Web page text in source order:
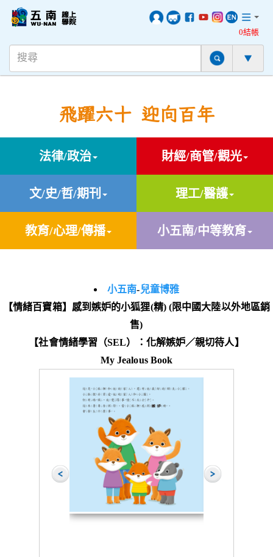
0結帳
飛躍六十 迎向百年
法律/政治 財經/商管/觀光
文/史/哲/期刊 理工/醫護
教育/心理/傳播 小五南/中等教育
小五南-兒童博雅
【情緒百寶箱】感到嫉妒的小狐狸(精) (限中國大陸以外地區銷
售)
【社會情緒學習（SEL）：化解嫉妒／親切待人】
My Jealous Book